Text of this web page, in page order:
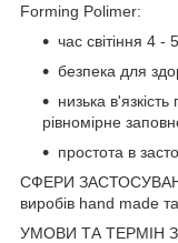
Forming Polimer:
час світіння 4 -
безпека для
низька
рівномірне
простота в
СФЕРИ
виробів hand made та
УМОВИ ТА ТЕРМІН